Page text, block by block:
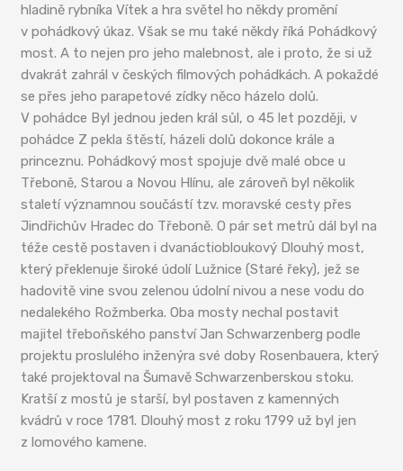
hladině rybníka Vítek a hra světel ho někdy promění
v pohádkový úkaz. Však se mu také někdy říká Pohádkový
most. A to nejen pro jeho malebnost, ale i proto, že si už
dvakrát zahrál v českých filmových pohádkách. A pokaždé
se přes jeho parapetové zídky něco házelo dolů.
V pohádce Byl jednou jeden král sůl, o 45 let později, v
pohádce Z pekla štěstí, házeli dolů dokonce krále a
princeznu. Pohádkový most spojuje dvě malé obce u
Třeboně, Starou a Novou Hlínu, ale zároveň byl několik
staletí významnou součástí tzv. moravské cesty přes
Jindřichův Hradec do Třeboně. O pár set metrů dál byl na
téže cestě postaven i dvanáctiobloukový Dlouhý most,
který překlenuje široké údolí Lužnice (Staré řeky), jež se
hadovitě vine svou zelenou údolní nivou a nese vodu do
nedalekého Rožmberka. Oba mosty nechal postavit
majitel třeboňského panství Jan Schwarzenberg podle
projektu proslulého inženýra své doby Rosenbauera, který
také projektoval na Šumavě Schwarzenberskou stoku.
Kratší z mostů je starší, byl postaven z kamenných
kvádrů v roce 1781. Dlouhý most z roku 1799 už byl jen
z lomového kamene.